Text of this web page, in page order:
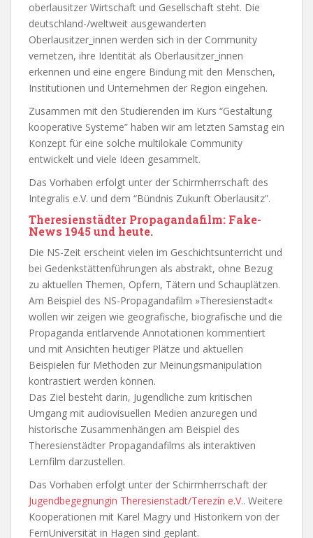
oberlausitzer Wirtschaft und Gesellschaft steht. Die
deutschland-/weltweit ausgewanderten
Oberlausitzer_innen werden sich in der Community
vernetzen, ihre Identität als Oberlausitzer_innen
erkennen und eine engere Bindung mit den Menschen,
Institutionen und Unternehmen der Region eingehen.
Zusammen mit den Studierenden im Kurs “Gestaltung
kooperative Systeme” haben wir am letzten Samstag ein
Konzept für eine solche multilokale Community
entwickelt und viele Ideen gesammelt.
Das Vorhaben erfolgt unter der Schirmherrschaft des
Integralis e.V. und dem “Bündnis Zukunft Oberlausitz”.
Theresienstädter Propagandafilm: Fake-
News 1945 und heute.
Die NS-Zeit erscheint vielen im Geschichtsunterricht und
bei Gedenkstättenführungen als abstrakt, ohne Bezug
zu aktuellen Themen, Opfern, Tätern und Schauplätzen.
Am Beispiel des NS-Propagandafilm »Theresienstadt«
wollen wir zeigen wie geografische, biografische und die
Propaganda entlarvende Annotationen kommentiert
und mit Ansichten heutiger Plätze und aktuellen
Beispielen für Methoden zur Meinungsmanipulation
kontrastiert werden können.
Das Ziel besteht darin, Jugendliche zum kritischen
Umgang mit audiovisuellen Medien anzuregen und
historische Zusammenhängen am Beispiel des
Theresienstädter Propagandafilms als interaktiven
Lernfilm darzustellen.
Das Vorhaben erfolgt unter der Schirmherrschaft der
Jugendbegegnungin Theresienstadt/Terezín e.V.. Weitere
Kooperationen mit Karel Magry und Historikern von der
FernUniversität in Hagen sind geplant.